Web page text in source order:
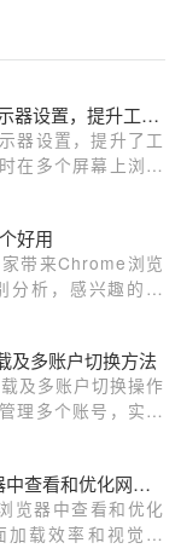
谷歌浏览器支持多显示器设置，提升工作效率
器设置，提升了工
在多个屏幕上浏览
好用
带来Chrome浏览
分析，感兴趣的朋
及多账户切换方法
及多账户切换操作
理多个账号，实现
如何在Chrome浏览器中查看和优化网页内容
览器中查看和优化
载效率和视觉体